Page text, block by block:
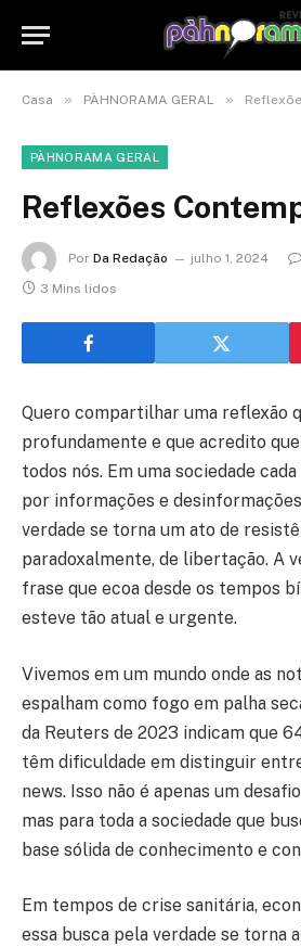
Casa » PÀHNORAMA GERAL »
PÀHNORAMA GERAL
Reflexões
Por Da Redação julho 1, 2024
3 Mins lidos
Quero compartilhar uma reflexão
profundamente e que acredito
todos nós. Em uma sociedade
por informações e
verdade se torna um ato de
paradoxalmente, de libertação. A
frase que ecoa desde os tempos
esteve tão atual e urgente.
Vivemos em um mundo onde as
espalham como fogo em palha
da Reuters de 2023 indicam que
têm dificuldade em distinguir
news. Isso não é apenas um
mas para toda a sociedade que
base sólida de conhecimento e
Em tempos de crise sanitária,
essa busca pela verdade se torna